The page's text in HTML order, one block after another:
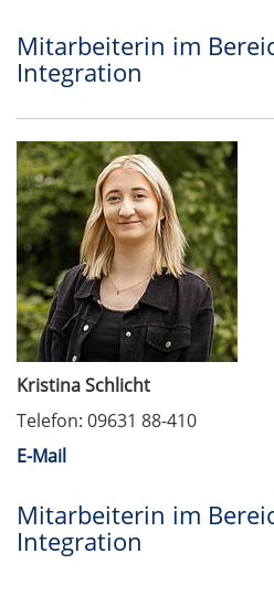
Mitarbeiterin im
Integration
Kristina Schlicht
Telefon: 09631 88-410
E-Mail
Mitarbeiterin im
Integration